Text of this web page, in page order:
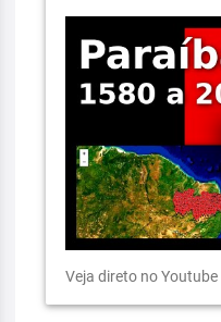
Veja direto no Youtube